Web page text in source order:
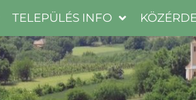
TELEPÜLÉS INFO